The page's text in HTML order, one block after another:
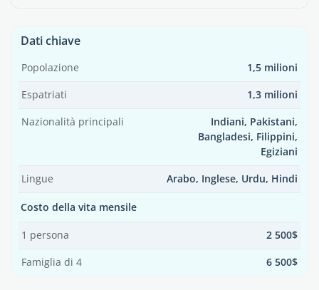
Dati chiave
Popolazione 1,5 milioni
Espatriati 1,3 milioni
Nazionalità principali
Indiani, Pakistani,
Bangladesi, Filippini,
Egiziani
Lingue Arabo, Inglese, Urdu, Hindi
Costo della vita mensile
1 persona 2 500$
Famiglia di 4 6 500$